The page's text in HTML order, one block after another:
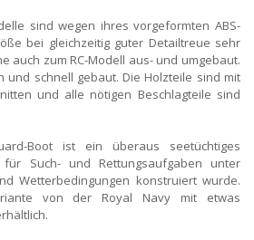
sind wegen ihres vorgeformten ABS-
bei gleichzeitig guter Detailtreue sehr
auch zum RC-Modell aus- und umgebaut.
und schnell gebaut. Die Holzteile sind mit
und alle nötigen Beschlagteile sind
Boot ist ein überaus seetüchtiges
für Such- und Rettungsaufgaben unter
Wetterbedingungen konstruiert wurde.
von der Royal Navy mit etwas